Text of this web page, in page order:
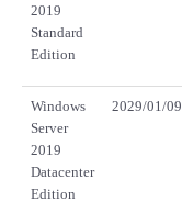
2019
Standard
Edition
Windows
Server
2019
Datacenter
Edition
2029/01/09